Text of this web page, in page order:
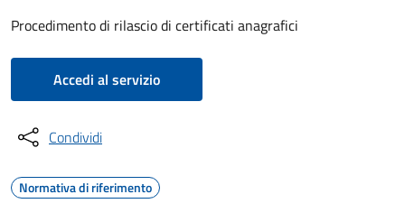
Procedimento di rilascio di certificati anagrafici
Accedi al servizio
Condividi
Normativa di riferimento